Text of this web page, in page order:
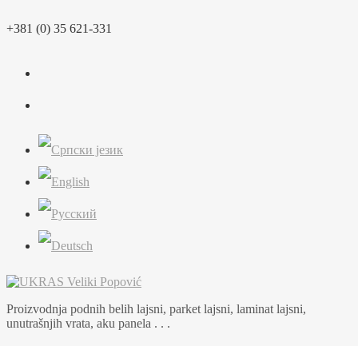
to
+381 (0) 35 621-331
Proizvodnja podnih belih lajsni, parket lajsni, laminat lajsni,
unutrašnjih vrata, aku panela . . .